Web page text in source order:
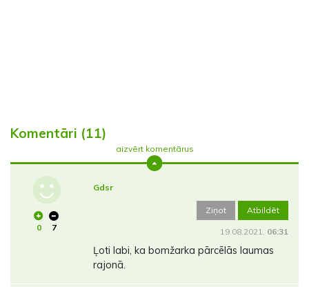
Komentāri (11)
aizvērt komentārus
0 7
Gdsr
Ziņot Atbildēt
19.08.2021. 06:31
Ļoti labi, ka bomžarka pārcēlās laumas
rajonā.